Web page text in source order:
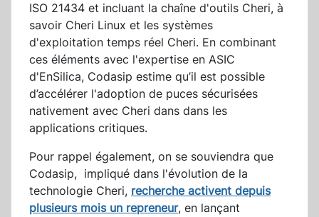
ISO 21434 et incluant la chaîne d'outils Cheri, à
savoir Cheri Linux et les systèmes
d'exploitation temps réel Cheri. En combinant
ces éléments avec l'expertise en ASIC
d'EnSilica, Codasip estime qu’il est possible
d’accélérer l'adoption de puces sécurisées
nativement avec Cheri dans dans les
applications critiques.
Pour rappel également, on se souviendra que
Codasip, impliqué dans l'évolution de la
technologie Cheri, recherche activent depuis
plusieurs mois un repreneur, en lançant